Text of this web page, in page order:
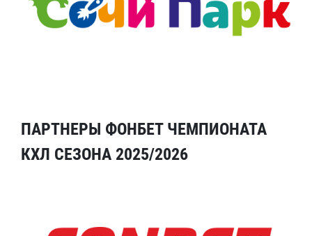
ПАРТНЕРЫ ФОНБЕТ ЧЕМПИОНАТА
КХЛ СЕЗОНА 2025/2026